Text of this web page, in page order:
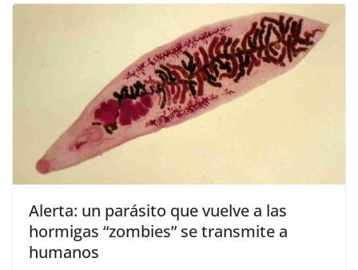
Alerta: un parásito que vuelve a las
hormigas “zombies” se transmite a
humanos